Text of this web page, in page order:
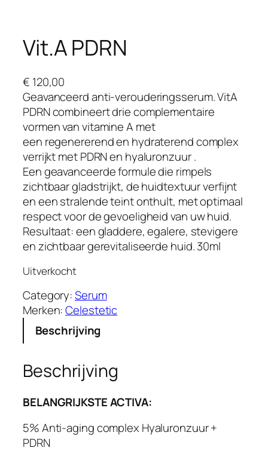
Vit.A PDRN
€ 120,00
Geavanceerd anti-verouderingsserum. VitA
PDRN combineert drie complementaire
vormen van vitamine A met
een regenererend en hydraterend complex
verrijkt met PDRN en hyaluronzuur .
Een geavanceerde formule die rimpels
zichtbaar gladstrijkt, de huidtextuur verfijnt
en een stralende teint onthult, met optimaal
respect voor de gevoeligheid van uw huid.
Resultaat: een gladdere, egalere, stevigere
en zichtbaar gerevitaliseerde huid. 30ml
Uitverkocht
Category:Serum
Merken:Celestetic
Beschrijving
Beschrijving
BELANGRIJKSTE ACTIVA:
5% Anti-aging complex Hyaluronzuur +
PDRN